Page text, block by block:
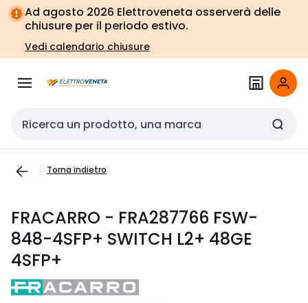
Vai alla
navigazione
Vai
alla
pagina
Ad agosto 2026 Elettroveneta osserverà delle
chiusure per il periodo estivo.
Vedi calendario chiusure
Cerca input
Torna indietro
FRACARRO - FRA287766 FSW-
848-4SFP+ SWITCH L2+ 48GE
4SFP+